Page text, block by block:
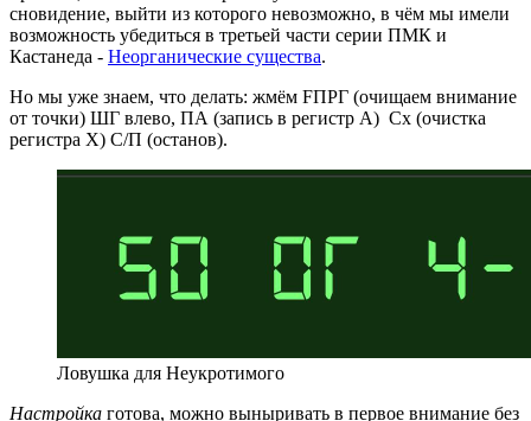
сновидение, выйти из которого невозможно, в чём мы имели
возможность убедиться в третьей части серии ПМК и
Кастанеда - Неорганические существа.
Но мы уже знаем, что делать: жмём FПРГ (очищаем внимание
от точки) ШГ влево, ПА (запись в регистр А) Сх (очистка
регистра Х) С/П (останов).
Ловушка для Неукротимого
Настройка готова, можно выныривать в первое внимание без